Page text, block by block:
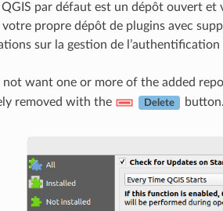
QGIS par défaut est un dépôt ouvert et
propre dépôt de plugins avec
sur la gestion de
not want one or more of the added
removed with the
Delete button.